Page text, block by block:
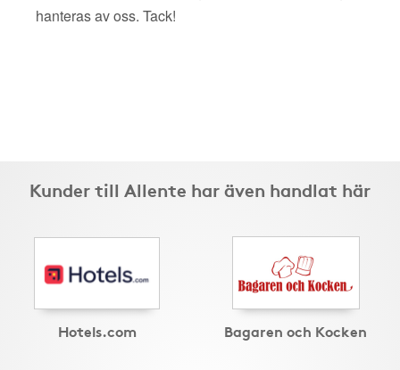
hanteras av oss. Tack!
Kunder till Allente har även handlat här
Hotels.com Bagaren och Kocken